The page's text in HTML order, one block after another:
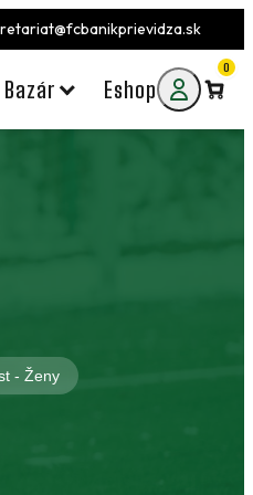
Bazár Eshop
0
- Ženy